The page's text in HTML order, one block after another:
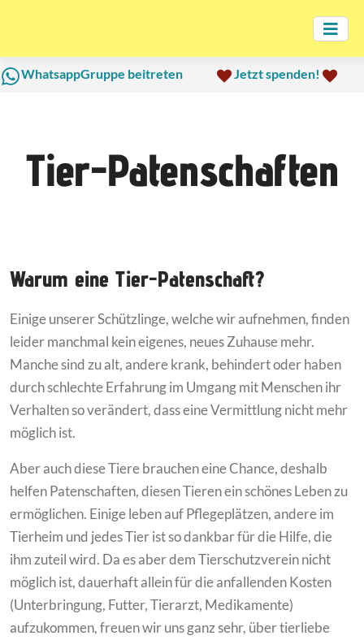
WhatsappGruppe beitreten Jetzt spenden!
Tier-Patenschaften
Warum eine Tier-Patenschaft?
Einige unserer Schützlinge, welche wir aufnehmen, finden
leider manchmal kein eigenes, neues Zuhause mehr.
Manche sind zu alt, andere krank, behindert oder haben
durch schlechte Erfahrung im Umgang mit Menschen ihr
Verhalten so verändert, dass eine Vermittlung nicht mehr
möglich ist.
Aber auch diese Tiere brauchen eine Chance, deshalb
helfen Patenschaften, diesen Tieren ein schönes Leben zu
ermöglichen. Einige leben auf Pflegeplätzen, andere im
Tierheim und jedes Tier ist so dankbar für die Hilfe, die
ihm zuteil wird. Da es aber dem Tierschutzverein nicht
möglich ist, dauerhaft allein für die anfallenden Kosten
(Unterbringung, Futter, Tierarzt, Medikamente)
aufzukommen, freuen wir uns ganz sehr, über tierliebe